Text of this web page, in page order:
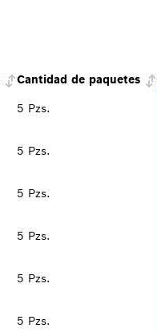
Cantidad de paquetes
5 Pzs.
5 Pzs.
5 Pzs.
5 Pzs.
5 Pzs.
5 Pzs.